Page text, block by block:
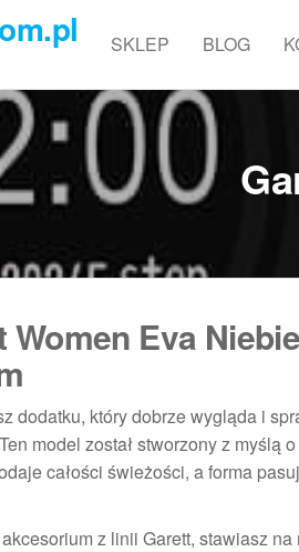
SKLEP BLOG
Women Eva
dodatku, który dobrze wygląda i
model został stworzony z myślą
całości świeżości, a forma
z linii Garett, stawiasz